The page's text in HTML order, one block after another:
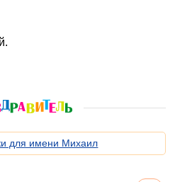
для имени Михаил